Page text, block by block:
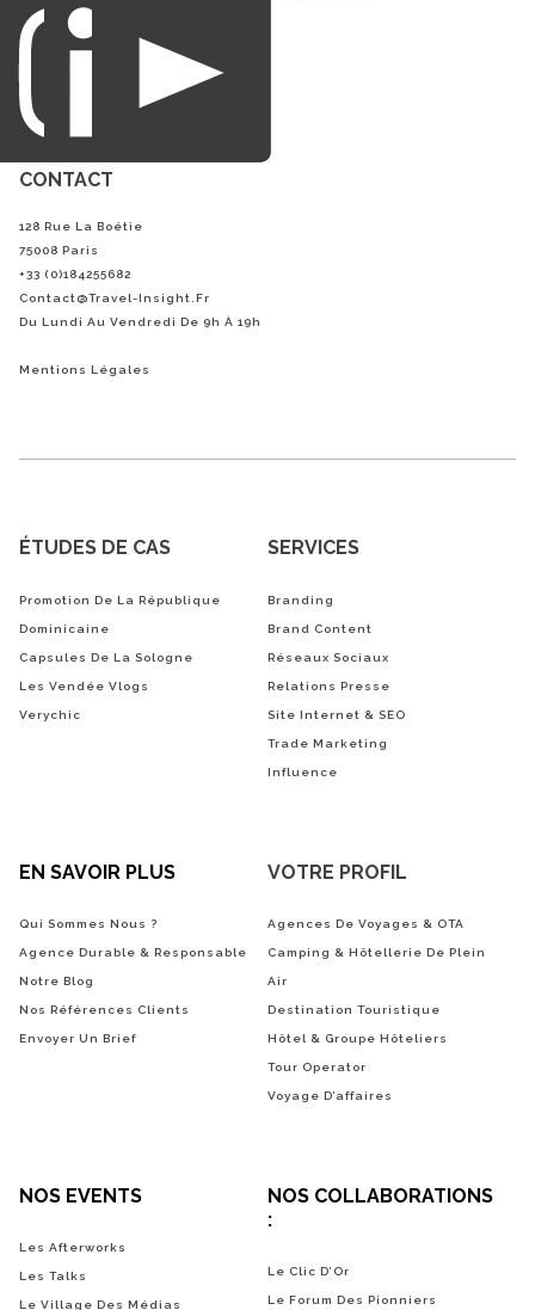
du loisirs.
CONTACT
128 Rue La Boétie
75008 Paris
+33 (0)184255682
Contact@Travel-Insight.fr
Du Lundi Au Vendredi De 9h À 19h
Mentions Légales
ÉTUDES DE CAS
Promotion De La République
Dominicaine
Capsules De La Sologne
Les Vendée Vlogs
Verychic
SERVICES
Branding
Brand Content
Réseaux Sociaux
Relations Presse
Site Internet & SEO
Trade Marketing
Influence
EN SAVOIR PLUS
Qui Sommes Nous ?
Agence Durable & Responsable
Notre Blog
Nos Références Clients
Envoyer Un Brief
VOTRE PROFIL
Agences De Voyages & OTA
Camping & Hôtellerie De Plein
Air
Destination Touristique
Hôtel & Groupe Hôteliers
Tour Operator
Voyage D’affaires
NOS EVENTS
Les Afterworks
Les Talks
Le Village Des Médias
NOS COLLABORATIONS
:
Le Clic D’Or
Le Forum Des Pionniers